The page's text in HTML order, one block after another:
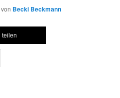
von Becki Beckmann
teilen